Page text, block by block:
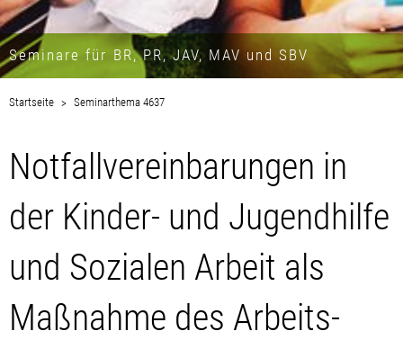
Seminare für BR, PR, JAV, MAV und SBV
Startseite Seminarthema 4637
Notfallvereinbarungen in
der Kinder- und Jugendhilfe
und Sozialen Arbeit als
Maßnahme des Arbeits-